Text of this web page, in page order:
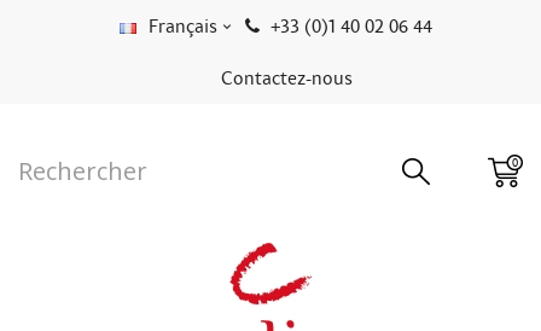
Français +33 (0)1 40 02 06 44
Contactez-nous
0